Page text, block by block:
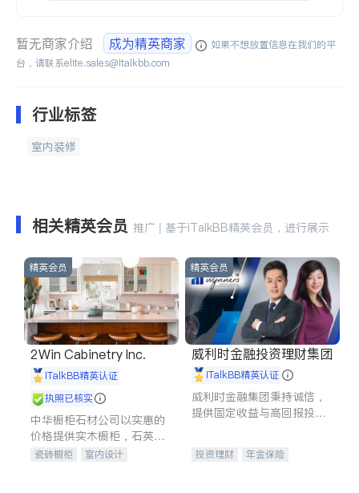
暂无商家介绍 成为精英商家
如果不想放置信息在我们的平
台，请联系elite.sales@italkbb.com
行业标签
室内装修
相关精英会员 推广 | 基于iTalkBB精英会员，进行展示
精英会员
2Win Cabinetry Inc.
iTalkBB精英认证
执照已核实
中华橱柜石材公司以实惠的
价格提供实木橱柜，石英石
台面，多种优质不锈钢水
瓷砖橱柜
室内设计
精英会员
威利时金融投资理财集团
iTalkBB精英认证
威利时金融集团秉持诚信，
提供固定收益与高回报投资
合，助力客户实现目标
投资理财
年金保险